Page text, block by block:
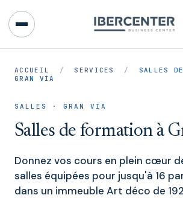
ACCUEIL / SERVICES /
SALLES
GRAN VÍA
SALLES · GRAN VÍA
Salles de formation à
Donnez vos cours en plein cœur
salles équipées pour jusqu'à 16
dans un immeuble Art déco de